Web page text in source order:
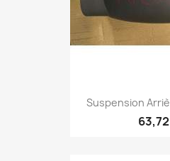
Suspension